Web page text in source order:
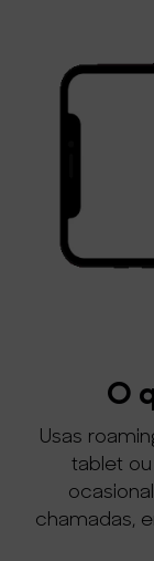
O
Usas
tablet
chamadas,